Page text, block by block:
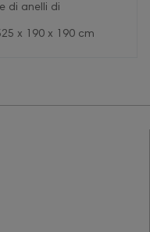
di anelli di
x 190 x 190 cm